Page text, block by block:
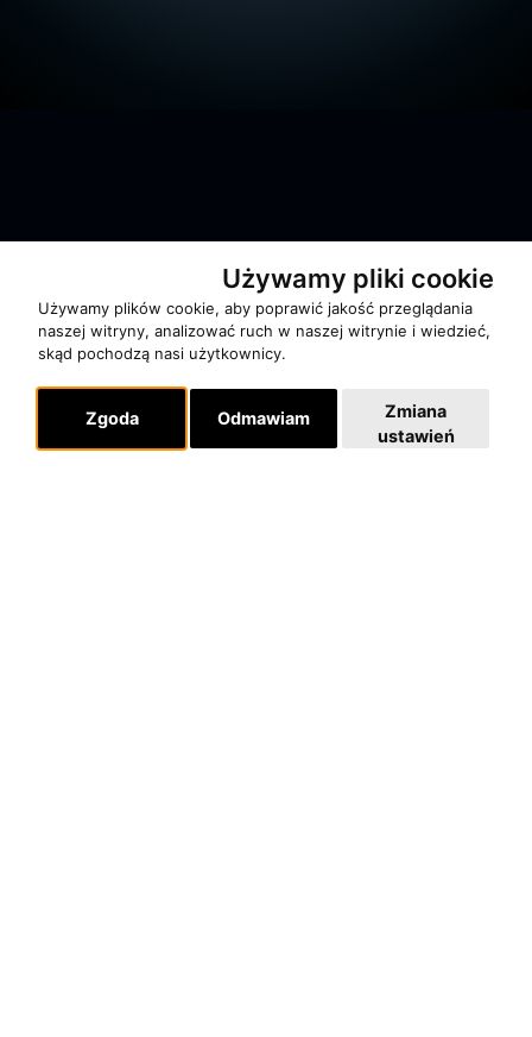
Używamy pliki cookie
Używamy plików cookie, aby poprawić jakość przeglądania
naszej witryny, analizować ruch w naszej witrynie i wiedzieć,
skąd pochodzą nasi użytkownicy.
Zgoda Odmawiam
Zmiana
ustawień
MUZYKA I NUTY
NAGRODY
RECENZJE